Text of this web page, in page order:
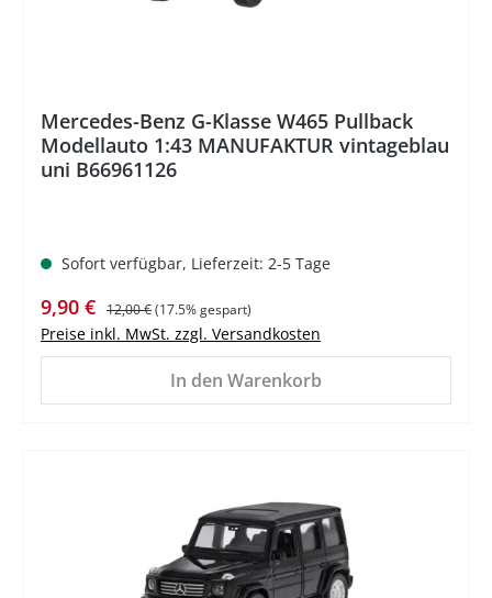
Mercedes-Benz G-Klasse W465 Pullback
Modellauto 1:43 MANUFAKTUR vintageblau
uni B66961126
Sofort verfügbar, Lieferzeit: 2-5 Tage
Verkaufspreis:
9,90 € Regulärer Preis:
12,00 €(17.5% gespart)
Preise inkl. MwSt. zzgl. Versandkosten
In den Warenkorb